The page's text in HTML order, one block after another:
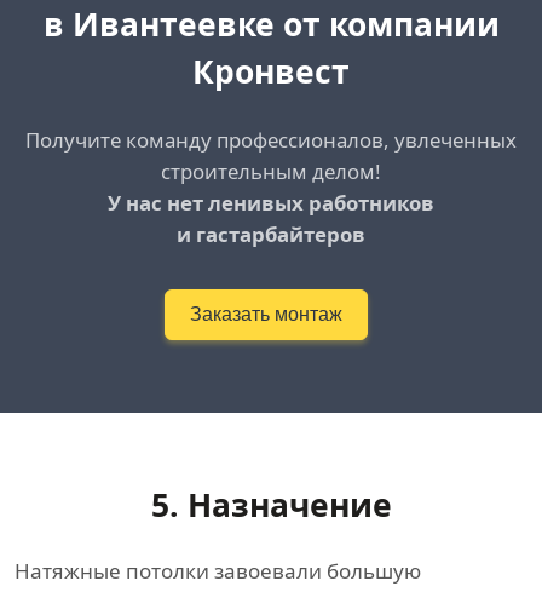
в Ивантеевке от компании
Кронвест
Получите команду профессионалов, увлеченных
строительным делом!
У нас нет ленивых работников
и гастарбайтеров
Заказать монтаж
5. Назначение
Натяжные потолки завоевали большую